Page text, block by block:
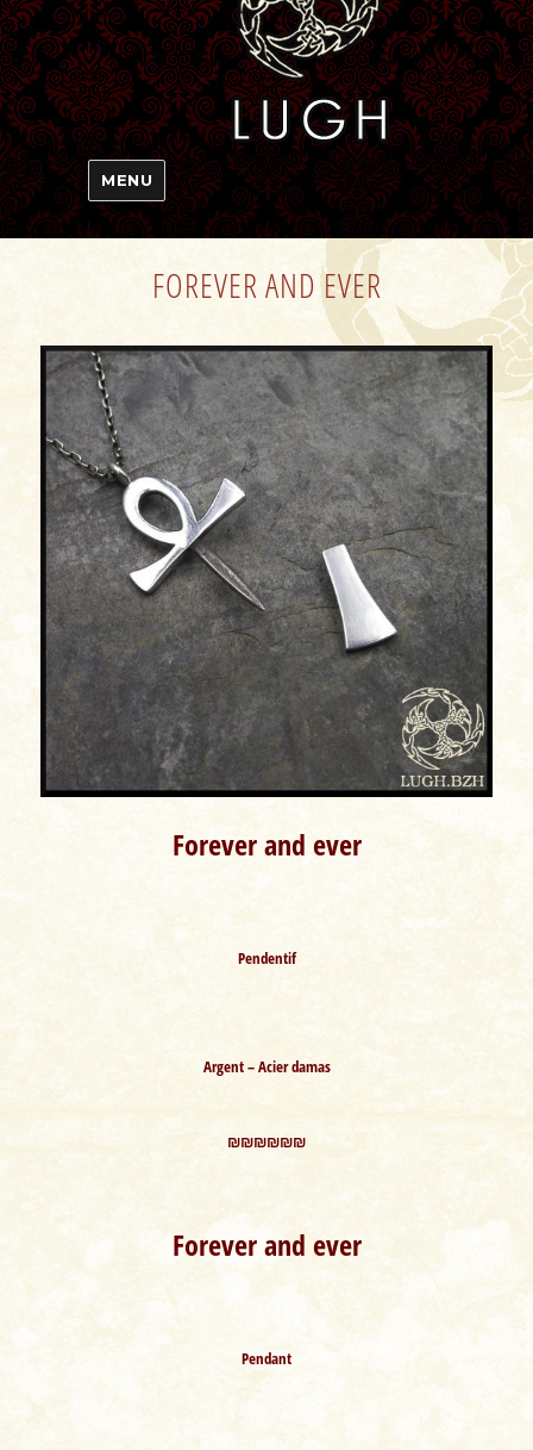
MENU
FOREVER AND EVER
Forever and ever
Pendentif
Argent – Acier damas
₪₪₪₪₪₪
Forever and ever
Pendant